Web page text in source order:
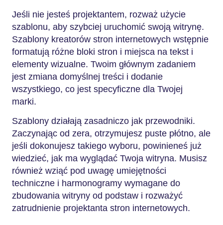
Jeśli nie jesteś projektantem, rozważ użycie
szablonu, aby szybciej uruchomić swoją witrynę.
Szablony kreatorów stron internetowych wstępnie
formatują różne bloki stron i miejsca na tekst i
elementy wizualne. Twoim głównym zadaniem
jest zmiana domyślnej treści i dodanie
wszystkiego, co jest specyficzne dla Twojej
marki.
Szablony działają zasadniczo jak przewodniki.
Zaczynając od zera, otrzymujesz puste płótno, ale
jeśli dokonujesz takiego wyboru, powinieneś już
wiedzieć, jak ma wyglądać Twoja witryna. Musisz
również wziąć pod uwagę umiejętności
techniczne i harmonogramy wymagane do
zbudowania witryny od podstaw i rozważyć
zatrudnienie projektanta stron internetowych.